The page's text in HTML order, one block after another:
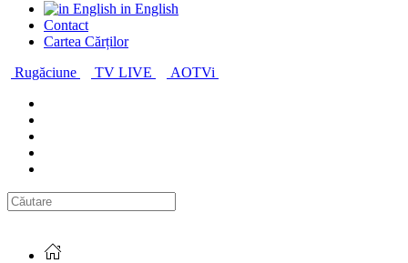
in English
Contact
Cartea Cărților
Rugăciune
TV LIVE AOTVi